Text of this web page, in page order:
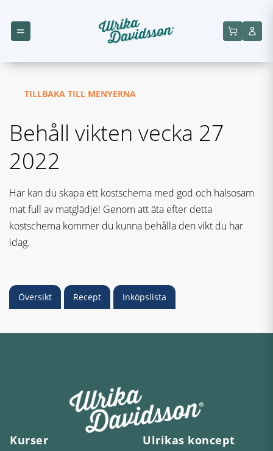
TILLBAKA TILL MENYERNA
Behåll vikten vecka 27
2022
Här kan du skapa ett kostschema med god och hälsosam
mat full av matglädje! Genom att äta efter detta
kostschema kommer du kunna behålla den vikt du har
idag.
Översikt Recept Inköpslista
Kurser Ulrikas koncept